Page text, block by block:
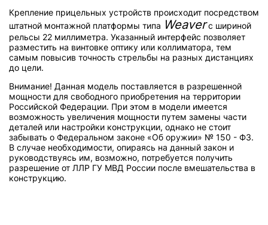
Крепление прицельных устройств происходит посредством
штатной монтажной платформы типа Weaverс шириной
рельсы 22 миллиметра. Указанный интерфейс позволяет
разместить на винтовке оптику или коллиматора, тем
самым повысив точность стрельбы на разных дистанциях
до цели.
Внимание! Данная модель поставляется в разрешенной
мощности для свободного приобретения на территории
Российской Федерации. При этом в модели имеется
возможность увеличения мощности путем замены части
деталей или настройки конструкции, однако не стоит
забывать о Федеральном законе «Об оружии» № 150 - ФЗ.
В случае необходимости, опираясь на данный закон и
руководствуясь им, возможно, потребуется получить
разрешение от ЛЛР ГУ МВД России после вмешательства в
конструкцию.